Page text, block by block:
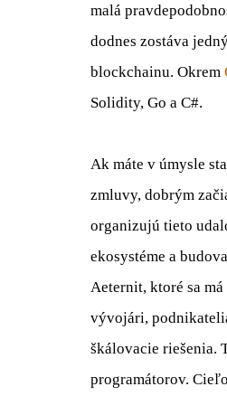
malá
dodnes zostáva
blockchainu. Okrem
Solidity, Go a C#.
Ak máte v úmysle
zmluvy, dobrým
organizujú tieto
ekosystéme a
Aeternit, ktoré sa
vývojári,
škálovacie riešenia.
programátorov.